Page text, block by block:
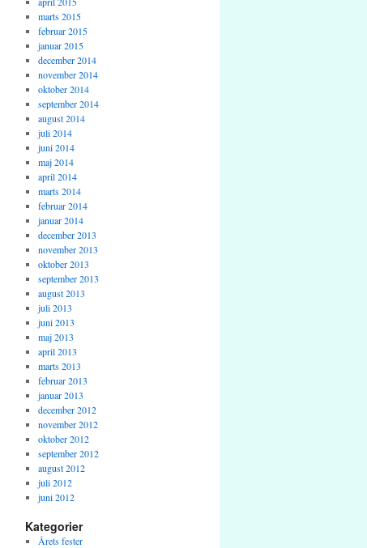
marts 2015
februar 2015
januar 2015
december 2014
november 2014
oktober 2014
september 2014
august 2014
juli 2014
juni 2014
maj 2014
april 2014
marts 2014
februar 2014
januar 2014
december 2013
november 2013
oktober 2013
september 2013
august 2013
juli 2013
juni 2013
maj 2013
april 2013
marts 2013
februar 2013
januar 2013
december 2012
november 2012
oktober 2012
september 2012
august 2012
juli 2012
juni 2012
Kategorier
Årets fester